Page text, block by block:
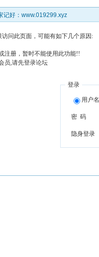
记好：www.019299.xyz
问此页面，可能有如下几个原因:
注册，暂时不能使用此功能!!
员,请先登录论坛
登录
用户名
密 码
隐身登录